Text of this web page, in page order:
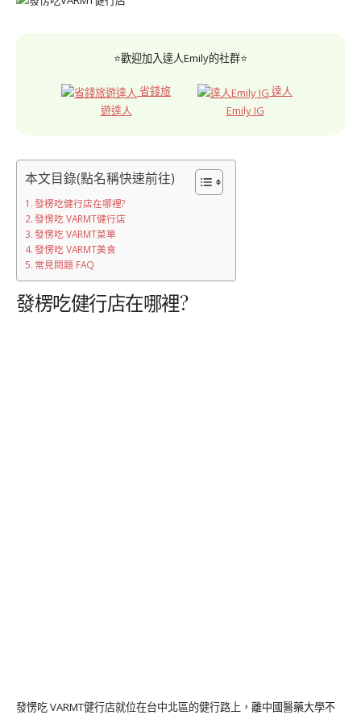
⭐歡迎加入達人Emily的社群⭐
省錢旅
遊達人
達人
Emily IG
本文目錄(點名稱快速前往)
發楞吃健行店在哪裡?
發愣吃 VARMT健行店
發愣吃 VARMT菜單
發愣吃 VARMT美食
常見問題 FAQ
發楞吃健行店在哪裡?
發愣吃 VARMT健行店就位在台中北區的健行路上，離中國醫藥大學不